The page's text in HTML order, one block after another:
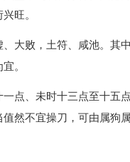
旺。
大败，土符、咸池。其
。
点、未时十三点至十五
然不宜操刀，可由属狗